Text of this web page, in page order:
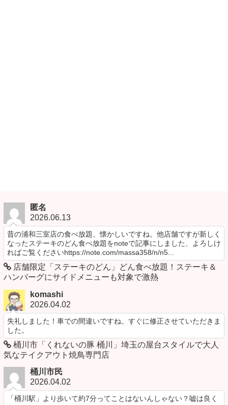
匿名
2026.06.13
昔の浦和三室店の食べ放題、懐かしいですね。他店舗ですが新しく
なったステーキのどん食べ放題をnoteで記事にしました、よろしけ
ればご覧くださいhttps://note.com/massa358/n/n5...
店舗限定「ステーキのどん」どん食べ放題！ステーキ＆
ハンバーグにサイドメニューも対象で激熱
komashi
2026.04.02
失礼しました！車での間違いですね。すぐに修正させていただきま
した。
桶川市「くれないの豚 桶川」埼玉の屋台スタイルで大人
気なテイクアウト焼鳥専門店
桶川市民
2026.04.02
「桶川駅」より歩いて約7分ってことはないんしゃない？嘘は良く